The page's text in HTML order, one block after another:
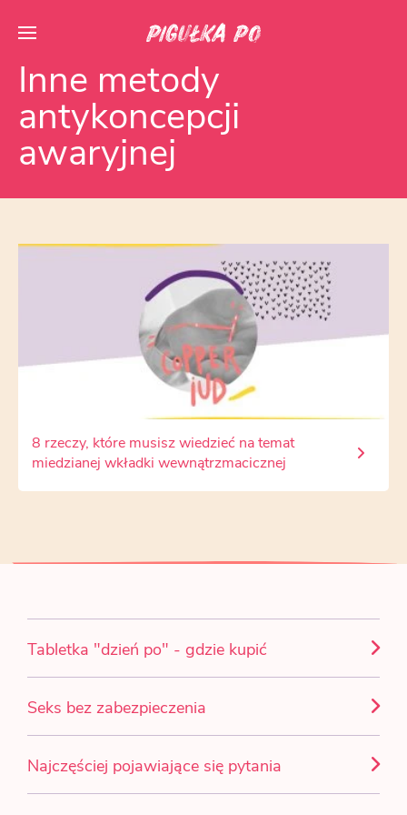
Inne metody
antykoncepcji
awaryjnej
8 rzeczy, które musisz wiedzieć na temat
miedzianej wkładki wewnątrzmacicznej
Tabletka "dzień po" - gdzie kupić
Seks bez zabezpieczenia
Najczęściej pojawiające się pytania